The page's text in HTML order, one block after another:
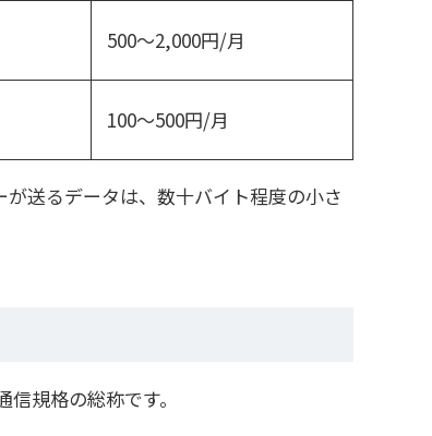
500〜2,000円/月
100〜500円/月
送るデータは、数十バイト程度の小さ
規格の総称です。